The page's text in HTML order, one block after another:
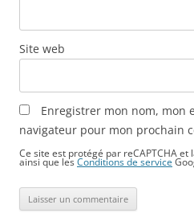
Site web
Enregistrer mon nom, mon
navigateur pour mon prochain
Ce site est protégé par reCAPTCHA et
ainsi que lesConditions de service